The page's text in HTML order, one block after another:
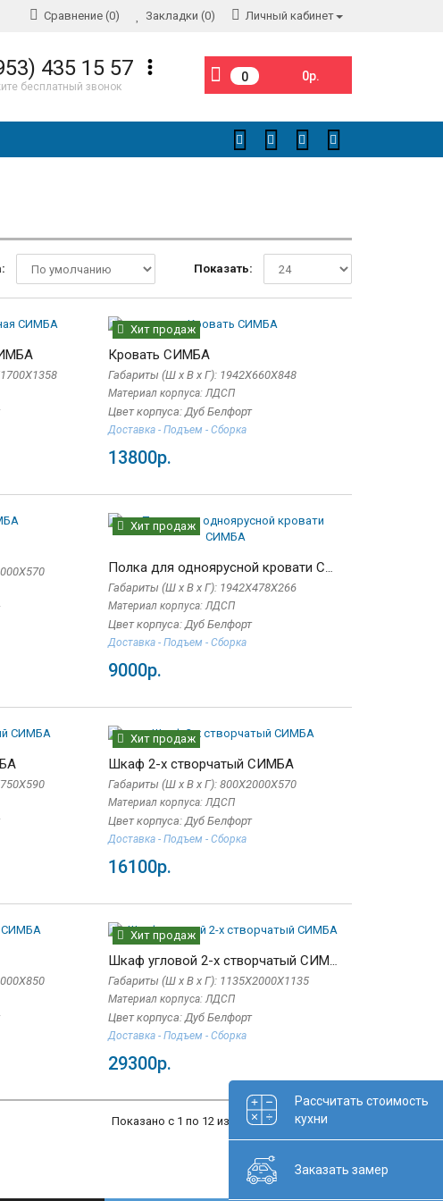
Сравнение (0) Закладки (0) Личный кабинет
435 15 57
бесплатный звонок
0 0р.
ОПТИМА
Хит продаж
Комод К-800
Габариты (Ш x В x Г): 800х830х440
Материал корпуса: ЛДСП
Показать:
Хит продаж
Кровать СИМБА
Габариты (Ш x В x Г): 1942Х660Х848
Материал корпуса: ЛДСП
Цвет корпуса: Дуб Белфорт
Доставка - Подъем - Сборка
13800р.
Хит продаж
Полка для одноярусной кровати СИМБА
Габариты (Ш x В x Г): 1942Х478Х266
Материал корпуса: ЛДСП
Цвет корпуса: Дуб Белфорт
Доставка - Подъем - Сборка
9000р.
Хит продаж
Шкаф 2-х створчатый СИМБА
Габариты (Ш x В x Г): 800Х2000Х570
Материал корпуса: ЛДСП
Цвет корпуса: Дуб Белфорт
Доставка - Подъем - Сборка
16100р.
Хит продаж
Шкаф угловой 2-х створчатый СИМБА
Габариты (Ш x В x Г): 1135Х2000Х1135
Материал корпуса: ЛДСП
Цвет корпуса: Дуб Белфорт
Доставка - Подъем - Сборка
29300р.
Показано с 1 по 12 из 12 (всего 1 страниц)
Рассчитать стоимость
кухни
Заказать замер